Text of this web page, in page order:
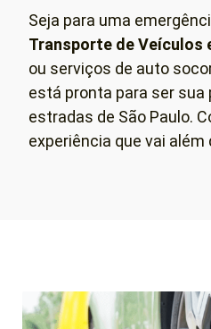
Seja para uma
Transporte de Veículos
ou serviços de auto
está pronta para ser sua
estradas de São Paulo.
experiência que vai além